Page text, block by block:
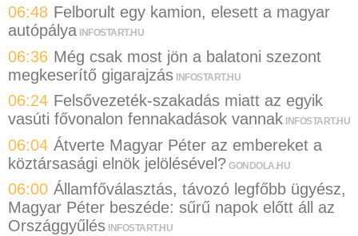
06:48 Felborult egy kamion, elesett a magyar
autópálya INFOSTART.HU
06:36 Még csak most jön a balatoni szezont
megkeserítő gigarajzás INFOSTART.HU
06:24 Felsővezeték-szakadás miatt az egyik
vasúti fővonalon fennakadások vannak INFOSTART.HU
06:04 Átverte Magyar Péter az embereket a
köztársasági elnök jelölésével? GONDOLA.HU
06:00 Államfőválasztás, távozó legfőbb ügyész,
Magyar Péter beszéde: sűrű napok előtt áll az
Országgyűlés INFOSTART.HU